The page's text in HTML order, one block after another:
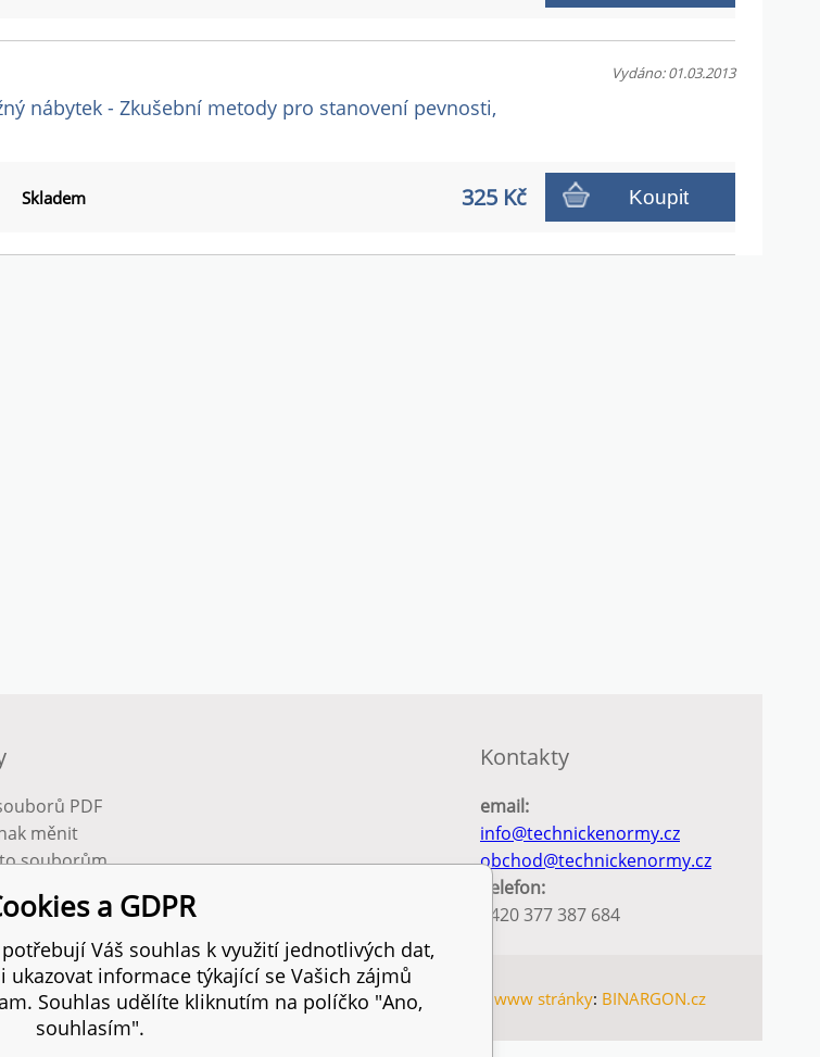
nábytek - Zkušební metody pro stanovení pevnosti,
Vydáno: 01.03.2013
Skladem 325 Kč Koupit
PDF
měnit
souborům.
Kontakty
email:
info@technickenormy.cz
obchod@technickenormy.cz
Telefon:
+420 377 387 684
SITEMAP Internetové obchody www stránky: BINARGON.cz
a GDPR
Váš souhlas k využití jednotlivých dat,
informace týkající se Vašich zájmů
Souhlas udělíte kliknutím na políčko "Ano,
souhlasím".